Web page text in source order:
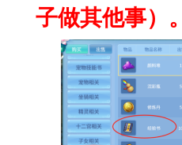
子做其他事）。